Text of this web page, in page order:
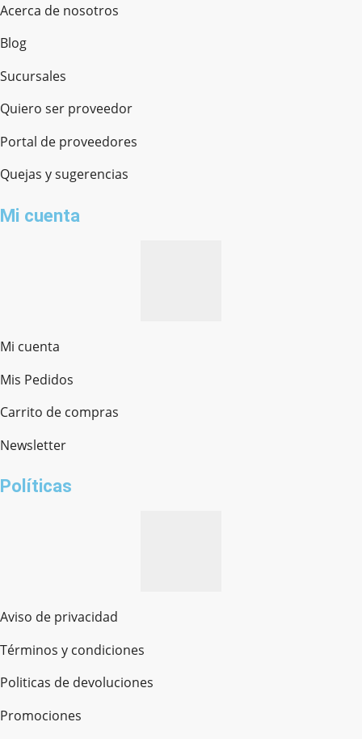
Acerca de nosotros
Blog
Sucursales
Quiero ser proveedor
Portal de proveedores
Quejas y sugerencias
Mi cuenta
Mi cuenta
Mis Pedidos
Carrito de compras
Newsletter
Políticas
Aviso de privacidad
Términos y condiciones
Politicas de devoluciones
Promociones